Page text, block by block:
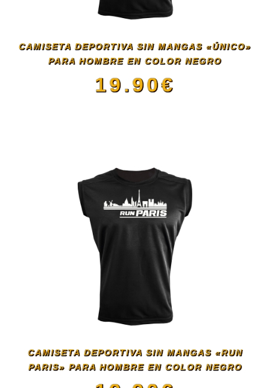
opciones
se
pueden
la
página
de
producto
CAMISETA DEPORTIVA SIN MANGAS «ÚNICO»
PARA HOMBRE EN COLOR NEGRO
19.90€
tiene
múltiples
variantes.
Las
opciones
se
CAMISETA DEPORTIVA SIN MANGAS «RUN
PARIS» PARA HOMBRE EN COLOR NEGRO